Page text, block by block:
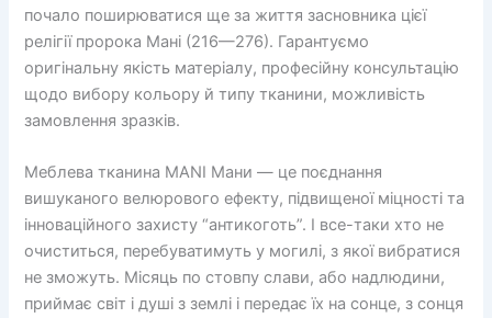
почало поширюватися ще за життя засновника цієї
релігії пророка Мані (216—276). Гарантуємо
оригінальну якість матеріалу, професійну консультацію
щодо вибору кольору й типу тканини, можливість
замовлення зразків.
Меблева тканина MANI Мани — це поєднання
вишуканого велюрового ефекту, підвищеної міцності та
інноваційного захисту “антикоготь”. І все-таки хто не
очиститься, перебуватимуть у могилі, з якої вибратися
не зможуть. Місяць по стовпу слави, або надлюдини,
приймає світ і душі з землі і передає їх на сонце, з сонця